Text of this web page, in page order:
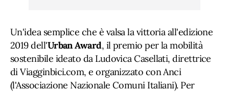
Un'idea semplice che è valsa la vittoria all'edizione
2019 dell'Urban Award, il premio per la mobilità
sostenibile ideato da Ludovica Casellati, direttrice
di Viagginbici.com, e organizzato con Anci
(l'Associazione Nazionale Comuni Italiani). Per